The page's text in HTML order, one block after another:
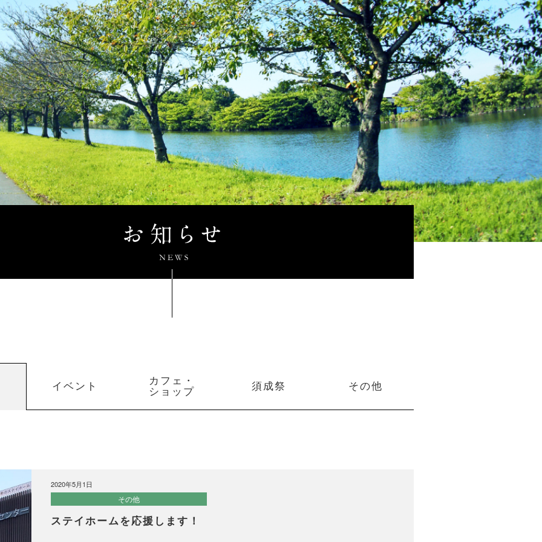
イベント
カフェ・
ショップ
須成祭 その他
2020年5月1日
その他
ステイホームを応援します！